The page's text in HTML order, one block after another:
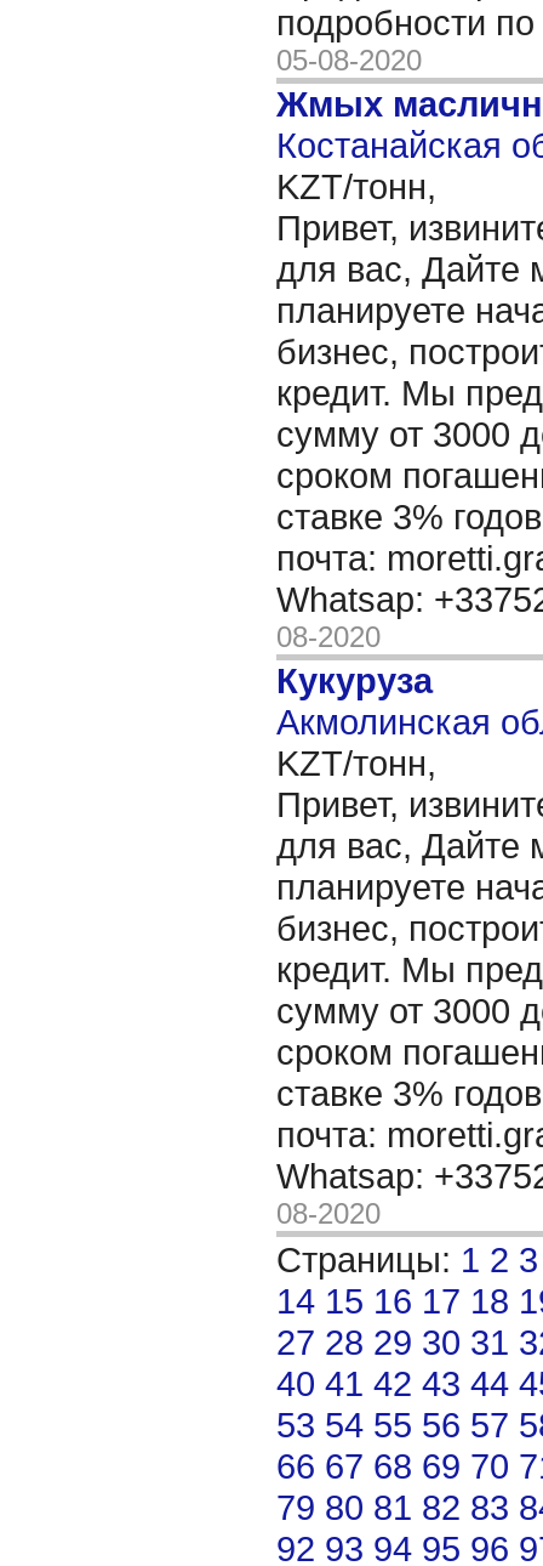
подробности
05-08-2020
Жмых
Костанайская
KZT/тонн,
Привет,
для вас, Дайте
планируете
бизнес,
кредит. Мы
сумму от 3000
сроком
ставке 3%
почта:
Whatsap:
08-2020
Кукуруза
Акмолинская
KZT/тонн,
Привет,
для вас, Дайте
планируете
бизнес,
кредит. Мы
сумму от 3000
сроком
ставке 3%
почта:
Whatsap:
08-2020
Страницы: 1 2 3
14 15 16 17 18
27 28 29 30 31
40 41 42 43 44
53 54 55 56 57
66 67 68 69 70
79 80 81 82 83
92 93 94 95 96